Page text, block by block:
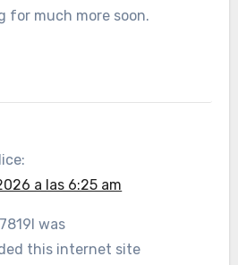
for much more soon.
a las 6:25 am
was
this internet site